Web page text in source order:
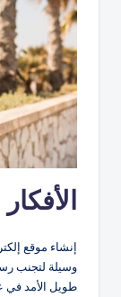
الأفكار
إنشاء موقع
وسيلة لتجنب
طويل الأمد في